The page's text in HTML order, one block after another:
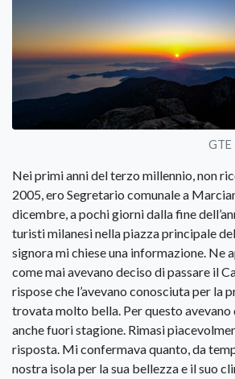
GTE
Nei primi anni del terzo millennio, non
2005, ero Segretario comunale a
dicembre, a pochi giorni dalla fine
turisti milanesi nella piazza principale
signora mi chiese una informazione. Ne
come mai avevano deciso di passare il
rispose che l’avevano conosciuta per la
trovata molto bella. Per questo
anche fuori stagione. Rimasi
risposta. Mi confermava quanto, da
nostra isola per la sua bellezza e il suo